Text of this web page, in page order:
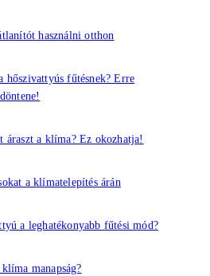
használni otthon
hőszivattyús fűtésnek? Erre
áraszt a klíma? Ez okozhatja!
a klímatelepítés árán
a leghatékonyabb fűtési mód?
manapság?